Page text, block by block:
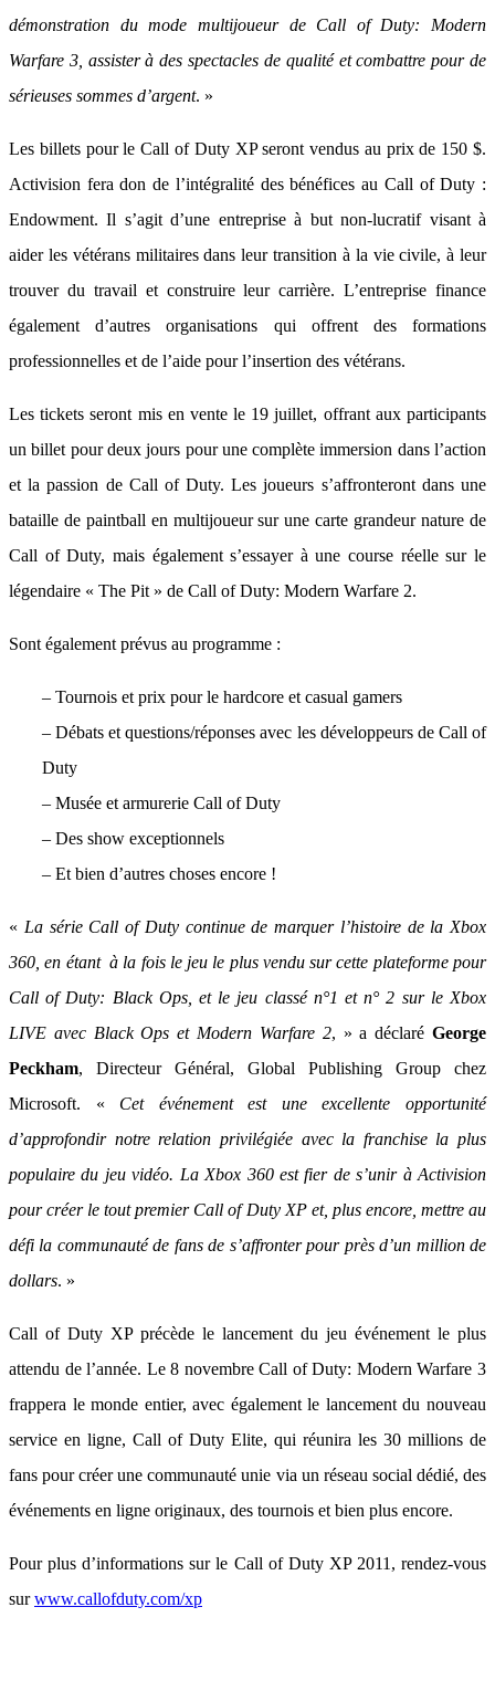
démonstration du mode multijoueur de Call of Duty: Modern
Warfare 3, assister à des spectacles de qualité et combattre pour de
sérieuses sommes d’argent. »
Les billets pour le Call of Duty XP seront vendus au prix de 150 $.
Activision fera don de l’intégralité des bénéfices au Call of Duty :
Endowment. Il s’agit d’une entreprise à but non-lucratif visant à
aider les vétérans militaires dans leur transition à la vie civile, à leur
trouver du travail et construire leur carrière. L’entreprise finance
également d’autres organisations qui offrent des formations
professionnelles et de l’aide pour l’insertion des vétérans.
Les tickets seront mis en vente le 19 juillet, offrant aux participants
un billet pour deux jours pour une complète immersion dans l’action
et la passion de Call of Duty. Les joueurs s’affronteront dans une
bataille de paintball en multijoueur sur une carte grandeur nature de
Call of Duty, mais également s’essayer à une course réelle sur le
légendaire « The Pit » de Call of Duty: Modern Warfare 2.
Sont également prévus au programme :
– Tournois et prix pour le hardcore et casual gamers
– Débats et questions/réponses avec les développeurs de Call of
Duty
– Musée et armurerie Call of Duty
– Des show exceptionnels
– Et bien d’autres choses encore !
« La série Call of Duty continue de marquer l’histoire de la Xbox
360, en étant à la fois le jeu le plus vendu sur cette plateforme pour
Call of Duty: Black Ops, et le jeu classé n°1 et n° 2 sur le Xbox
LIVE avec Black Ops et Modern Warfare 2, » a déclaréGeorge
Peckham, Directeur Général, Global Publishing Group chez
Microsoft. « Cet événement est une excellente opportunité
d’approfondir notre relation privilégiée avec la franchise la plus
populaire du jeu vidéo. La Xbox 360 est fier de s’unir à Activision
pour créer le tout premier Call of Duty XP et, plus encore, mettre au
défi la communauté de fans de s’affronter pour près d’un million de
dollars. »
Call of Duty XP précède le lancement du jeu événement le plus
attendu de l’année. Le 8 novembre Call of Duty: Modern Warfare 3
frappera le monde entier, avec également le lancement du nouveau
service en ligne, Call of Duty Elite, qui réunira les 30 millions de
fans pour créer une communauté unie via un réseau social dédié, des
événements en ligne originaux, des tournois et bien plus encore.
Pour plus d’informations sur le Call of Duty XP 2011, rendez-vous
surwww.callofduty.com/xp